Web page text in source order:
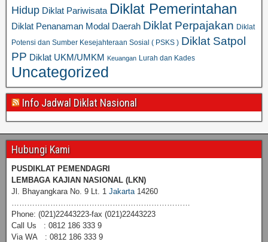
Hidup Diklat Pariwisata Diklat Pemerintahan
Diklat Penanaman Modal Daerah Diklat Perpajakan Diklat
Potensi dan Sumber Kesejahteraan Sosial ( PSKS ) Diklat Satpol
PP Diklat UKM/UMKM Keuangan Lurah dan Kades
Uncategorized
Info Jadwal Diklat Nasional
Hubungi Kami
PUSDIKLAT PEMENDAGRI
LEMBAGA KAJIAN NASIONAL (LKN)
Jl. Bhayangkara No. 9 Lt. 1 Jakarta14260
……………………………………………………………
Phone: (021)22443223-fax (021)22443223
Call Us : 0812 186 333 9
Via WA : 0812 186 333 9